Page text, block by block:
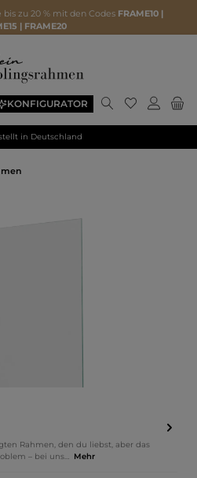
bis zu 20 % mit den Codes FRAME10 |
| FRAME20
KONFIGURATOR
in Deutschland
Rahmen, den du liebst, aber das
– bei uns… Mehr